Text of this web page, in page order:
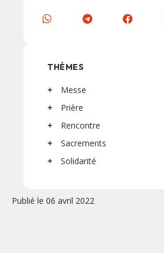
THÈMES
Messe
Prière
Rencontre
Sacrements
Solidarité
Publié le 06 avril 2022